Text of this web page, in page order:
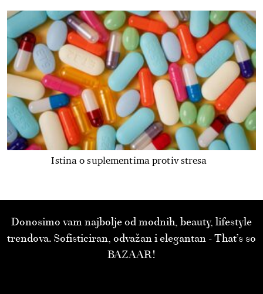
Istina o suplementima protiv stresa
Donosimo vam najbolje od modnih, beauty, lifestyle
trendova. Sofisticiran, odvažan i elegantan - That’s so
BAZAAR!